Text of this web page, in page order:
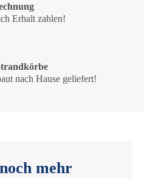
Erhalt zahlen!
nach Hause geliefert!
mehr